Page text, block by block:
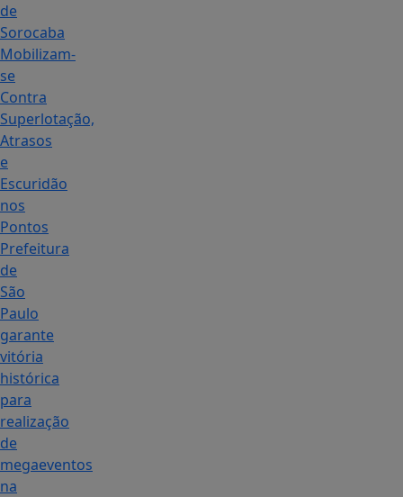
de
Sorocaba
Mobilizam-
se
Contra
Superlotação,
Atrasos
e
Escuridão
nos
Pontos
Prefeitura
de
São
Paulo
garante
vitória
histórica
para
realização
de
megaeventos
na